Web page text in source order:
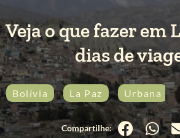
Veja o que fazer em
dias de
Bolívia La Paz Urbana